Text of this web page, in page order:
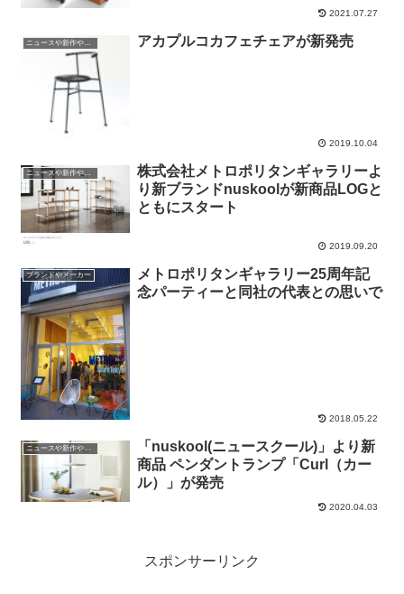
2021.07.27
ニュースや新作やイベントの情報 アカプルコカフェチェアが新発売
2019.10.04
ニュースや新作やイベントの情報
株式会社メトロポリタンギャラリーよ
り新ブランドnuskoolが新商品LOGと
ともにスタート
2019.09.20
ブランドやメーカー
メトロポリタンギャラリー25周年記
念パーティーと同社の代表との思いで
2018.05.22
ニュースや新作やイベントの情報
「nuskool(ニュースクール)」より新
商品 ペンダントランプ「Curl（カー
ル）」が発売
2020.04.03
スポンサーリンク